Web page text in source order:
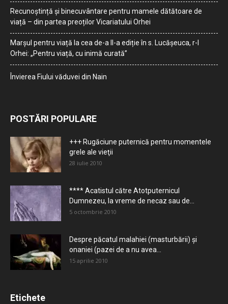
Recunoștință și binecuvântare pentru mamele dătătoare de
viață – din partea preoților Vicariatului Orhei
Marșul pentru viață la cea de-a II-a ediție în s. Lucășeuca, r-l
Orhei: „Pentru viață, cu inimă curată”
Învierea Fiului văduvei din Nain
POSTĂRI POPULARE
+++ Rugăciune puternică pentru momentele
grele ale vieţii
28 iulie 2010
**** Acatistul către Atotputernicul
Dumnezeu, la vreme de necaz sau de...
5 octombrie 2010
Despre păcatul malahiei (masturbării) şi
onaniei (pazei de a nu avea...
15 aprilie 2010
Etichete